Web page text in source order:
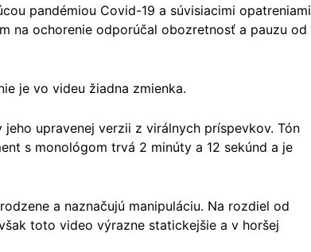
pandémiou Covid-19 a súvisiacimi opatreniami
na ochorenie odporúčal obozretnosť a pauzu od
je vo videu žiadna zmienka.
upravenej verzii z virálnych príspevkov. Tón
s monológom trvá 2 minúty a 12 sekúnd a je
a naznačujú manipuláciu. Na rozdiel od
toto video výrazne statickejšie a v horšej